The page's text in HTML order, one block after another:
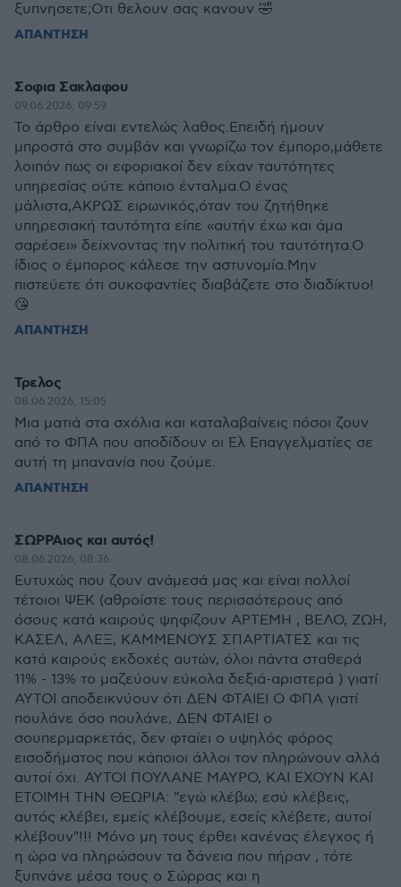
ξυπνησετε;Οτι θελουν σας κανουν 🤣
ΑΠΑΝΤΗΣΗ
Σοφια Σακλαφου
09.06.2026, 09:59
Το άρθρο είναι εντελώς λαθος.Επειδή ήμουν
μπροστά στο συμβάν και γνωρίζω τον έμπορο,μάθετε
λοιπόν πως οι εφοριακοί δεν είχαν ταυτότητες
υπηρεσίας ούτε κάποιο ένταλμα.Ο ένας
μάλιστα,ΑΚΡΩΣ ειρωνικός,όταν του ζητήθηκε
υπηρεσιακή ταυτότητα είπε «αυτήν έχω και άμα
σαρέσει» δείχνοντας την πολιτική του ταυτότητα.Ο
ίδιος ο έμπορος κάλεσε την αστυνομία.Μην
πιστεύετε ότι συκοφαντίες διαβάζετε στο διαδίκτυο!
😘
ΑΠΑΝΤΗΣΗ
Τρελος
08.06.2026, 15:05
Μια ματιά στα σχόλια και καταλαβαίνεις πόσοι ζουν
από το ΦΠΑ που αποδίδουν οι Ελ Επαγγελματίες σε
αυτή τη μπανανία που ζούμε.
ΑΠΑΝΤΗΣΗ
ΣΩΡΡΑιος και αυτός!
08.06.2026, 08:36
Ευτυχώς που ζουν ανάμεσά μας και είναι πολλοί
τέτοιοι ΨΕΚ (αθροίστε τους περισσότερους από
όσους κατά καιρούς ψηφίζουν ΑΡΤΕΜΗ , ΒΕΛΟ, ΖΩΗ,
ΚΑΣΕΛ, ΑΛΕΞ, ΚΑΜΜΕΝΟΥΣ ΣΠΑΡΤΙΑΤΕΣ και τις
κατά καιρούς εκδοχές αυτών, όλοι πάντα σταθερά
11% - 13% το μαζεύουν εύκολα δεξιά-αριστερά ) γιατί
ΑΥΤΟΙ αποδεικνύουν ότι ΔΕΝ ΦΤΑΙΕΙ Ο ΦΠΑ γιατί
πουλάνε όσο πουλάνε, ΔΕΝ ΦΤΑΙΕΙ ο
σουπερμαρκετάς, δεν φταίει ο υψηλός φόρος
εισοδήματος που κάποιοι άλλοι τον πληρώνουν αλλά
αυτοί όχι. ΑΥΤΟΙ ΠΟΥΛΑΝΕ ΜΑΥΡΟ, ΚΑΙ ΕΧΟΥΝ ΚΑΙ
ΕΤΟΙΜΗ ΤΗΝ ΘΕΩΡΙΑ: "εγώ κλέβω; εσύ κλέβεις,
αυτός κλέβει, εμείς κλέβουμε, εσείς κλέβετε, αυτοί
κλέβουν"!!! Μόνο μη τους έρθει κανένας έλεγχος ή
η ώρα να πληρώσουν τα δάνεια που πήραν , τότε
ξυπνάνε μέσα τους ο Σώρρας και η